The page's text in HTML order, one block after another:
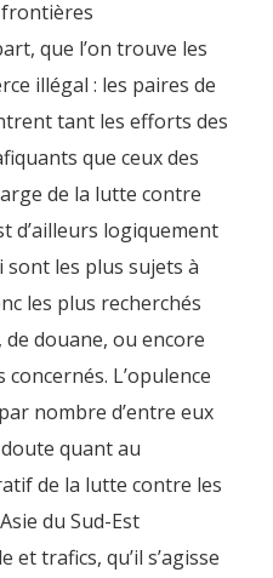
24 January 2012
frontières
que l’on trouve les
illégal : les paires de
tant les efforts des
que ceux des
de la lutte contre
d’ailleurs logiquement
les plus sujets à
les plus recherchés
douane, ou encore
L’opulence
nombre d’entre eux
quant au
de la lutte contre les
du Sud-Est
trafics, qu’il s’agisse